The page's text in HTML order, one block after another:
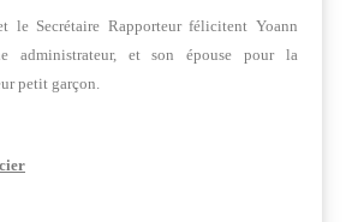
le Secrétaire Rapporteur félicitent Yoann
administrateur, et son épouse pour la
petit garçon.